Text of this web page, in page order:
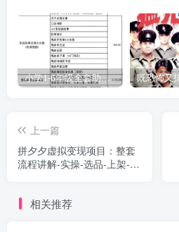
小学1-6年级全套助学资源包（9000GB）(超值的精品资源-会员也需单独购买哦)
上一篇
拼夕夕虚拟变现项目：整套
流程讲解-实操-选品-上架-自
相关推荐